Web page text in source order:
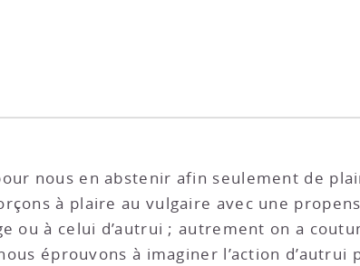
nous en abstenir afin seulement de
à plaire au vulgaire avec une
ou à celui d’autrui ; autrement on a
éprouvons à imaginer l’action d’autrui